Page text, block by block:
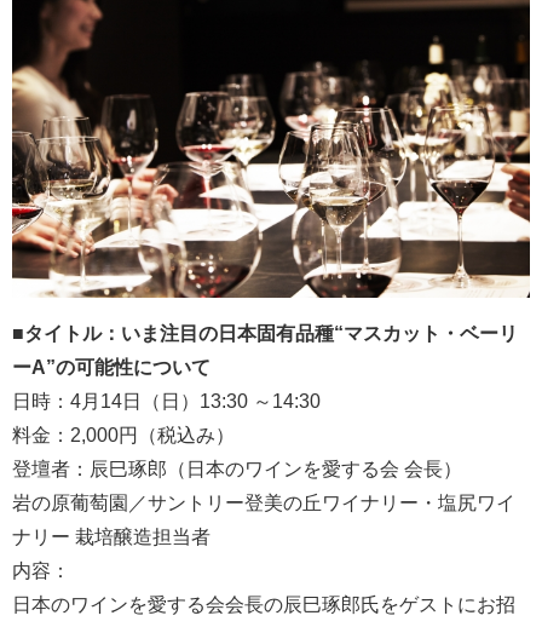
■タイトル：いま注目の日本固有品種“マスカット・ベーリ
ーA”の可能性について
日時：4月14日（日）13:30 ～14:30
料金：2,000円（税込み）
登壇者：辰巳琢郎（日本のワインを愛する会 会長）
岩の原葡萄園／サントリー登美の丘ワイナリー・塩尻ワイ
ナリー 栽培醸造担当者
内容：
日本のワインを愛する会会長の辰巳琢郎氏をゲストにお招